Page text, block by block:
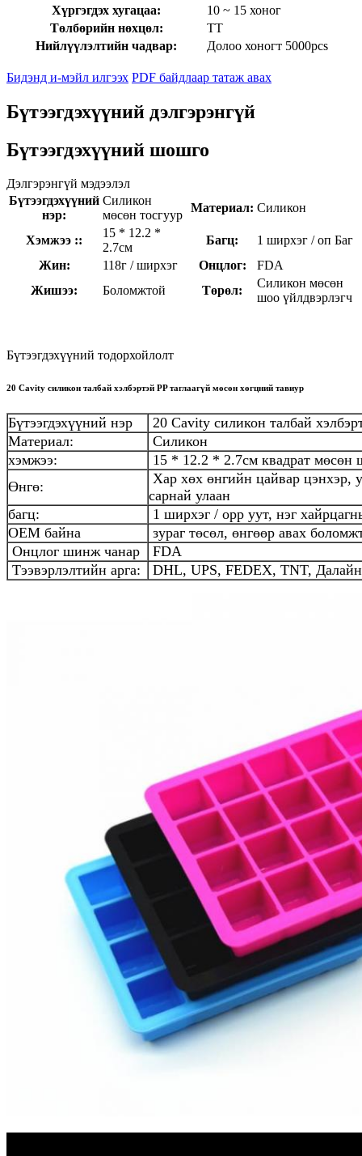
Хүргэгдэх хугацаа:
10 ~ 15 хоног
Төлбөрийн нөхцөл:
ТТ
Нийлүүлэлтийн чадвар:
Долоо хоногт 5000pcs
Бидэнд и-мэйл илгээх PDF байдлаар татаж авах
Бүтээгдэхүүний дэлгэрэнгүй
Бүтээгдэхүүний шошго
Дэлгэрэнгүй мэдээлэл
Бүтээгдэхүүний
нэр:
Силикон
мөсөн тосгуур
Материал: Силикон
Хэмжээ ::
15 * 12.2 *
2.7см
Багц:
1 ширхэг / оп Баг
Жин:
118г / ширхэг Онцлог:
FDA
Жишээ:
Боломжтой Төрөл:
Силикон мөсөн
шоо үйлдвэрлэгч
Бүтээгдэхүүний тодорхойлолт
20 Cavity силикон талбай хэлбэртэй PP таглаагүй мөсөн хөгцний тавиур
Бүтээгдэхүүний нэр
20 Cavity силикон талбай
Материал:
Силикон
хэмжээ:
15 * 12.2 * 2.7см квадрат мөсөн
Өнгө:
Хар хөх өнгийн цайвар цэнхэр,
сарнай улаан
багц:
1 ширхэг / opp уут, нэг
OEM байна
зураг төсөл, өнгөөр ​​авах
Онцлог шинж чанар
FDA
Тээвэрлэлтийн арга:
DHL, UPS, FEDEX, TNT,